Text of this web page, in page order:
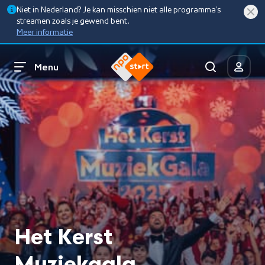
Niet in Nederland? Je kan misschien niet alle programma’s
streamen zoals je gewend bent.
Meer informatie
Menu
Het Kerst